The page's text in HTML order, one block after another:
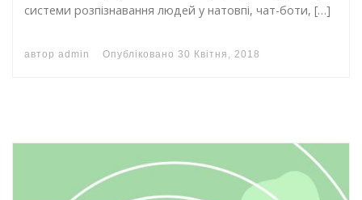
системи розпізнавання людей у натовпі, чат-боти, […]
автор admin Опубліковано 30 Квітня, 2018